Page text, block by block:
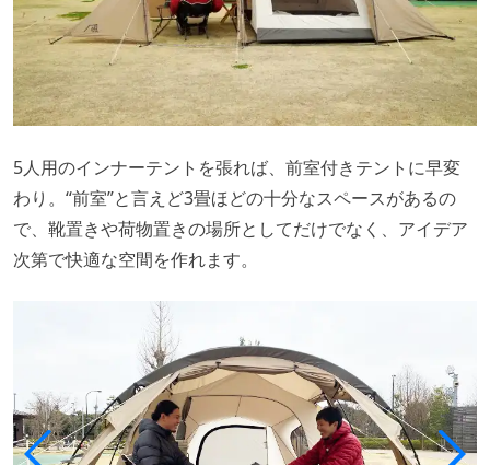
5人用のインナーテントを張れば、前室付きテントに早変
わり。“前室”と言えど3畳ほどの十分なスペースがあるの
で、靴置きや荷物置きの場所としてだけでなく、アイデア
次第で快適な空間を作れます。